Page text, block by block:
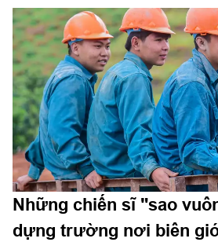
kiếm, quy tập, xác minh danh tính hài
Thị Riêng.
Những chiến sĩ "sao
dựng trường nơi biên